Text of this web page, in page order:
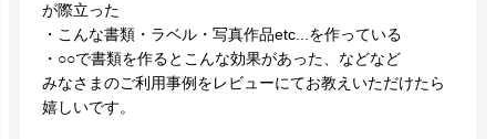
が際立った
・こんな書類・ラベル・写真作品etc...を作っている
・○○で書類を作るとこんな効果があった、などなど
みなさまのご利用事例をレビューにてお教えいただけたら
嬉しいです。